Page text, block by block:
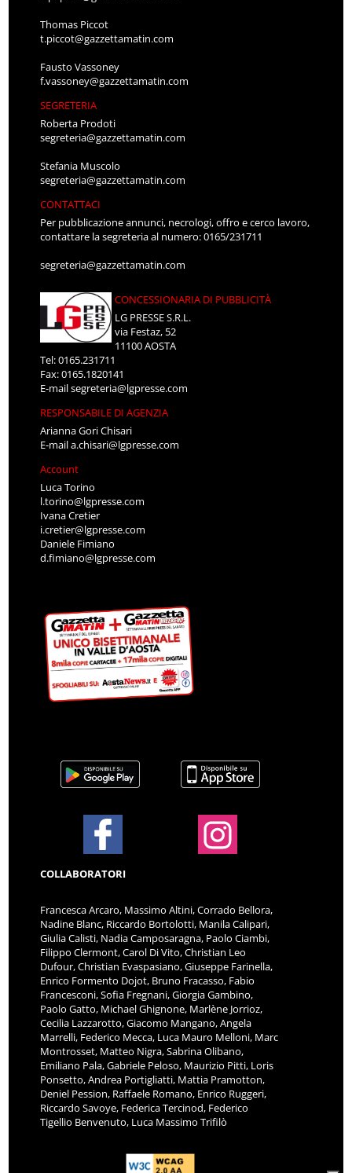
Thomas Piccot
t.piccot@gazzettamatin.com
Fausto Vassoney
f.vassoney@gazzettamatin.com
SEGRETERIA
Roberta Prodoti
segreteria@gazzettamatin.com
Stefania Muscolo
segreteria@gazzettamatin.com
CONTATTACI
Per pubblicazione annunci, necrologi, offro e cerco lavoro,
contattare la segreteria al numero: 0165/231711
segreteria@gazzettamatin.com
CONCESSIONARIA DI PUBBLICITÀ
LG PRESSE S.R.L.
via Festaz, 52
11100 AOSTA
Tel: 0165.231711
Fax: 0165.1820141
E-mailsegreteria@lgpresse.com
RESPONSABILE DI AGENZIA
Arianna Gori Chisari
E-maila.chisari@lgpresse.com
Account
Luca Torino
l.torino@lgpresse.com
Ivana Cretier
i.cretier@lgpresse.com
Daniele Fimiano
d.fimiano@lgpresse.com
COLLABORATORI
Francesca Arcaro, Massimo Altini, Corrado Bellora,
Nadine Blanc, Riccardo Bortolotti, Manila Calipari,
Giulia Calisti, Nadia Camposaragna, Paolo Ciambi,
Filippo Clermont, Carol Di Vito, Christian Leo
Dufour, Christian Evaspasiano, Giuseppe Farinella,
Enrico Formento Dojot, Bruno Fracasso, Fabio
Francesconi, Sofia Fregnani, Giorgia Gambino,
Paolo Gatto, Michael Ghignone, Marlène Jorrioz,
Cecilia Lazzarotto, Giacomo Mangano, Angela
Marrelli, Federico Mecca, Luca Mauro Melloni, Marc
Montrosset, Matteo Nigra, Sabrina Olibano,
Emiliano Pala, Gabriele Peloso, Maurizio Pitti, Loris
Ponsetto, Andrea Portigliatti, Mattia Pramotton,
Deniel Pession, Raffaele Romano, Enrico Ruggeri,
Riccardo Savoye, Federica Tercinod, Federico
Tigellio Benvenuto, Luca Massimo Trifilò